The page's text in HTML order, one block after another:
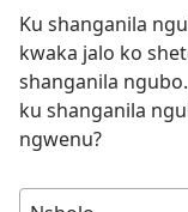
Ku shanganila
kwaka jalo ko
shanganila
ku shanganila
ngwenu?